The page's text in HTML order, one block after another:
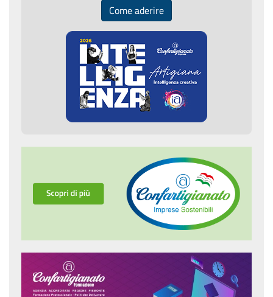
Come aderire